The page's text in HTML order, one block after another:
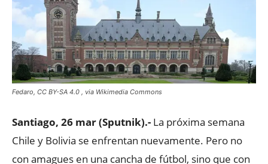
Fedaro, CC BY-SA 4.0 , via Wikimedia Commons
Santiago, 26 mar (Sputnik).- La próxima semana
Chile y Bolivia se enfrentan nuevamente. Pero no
con amagues en una cancha de fútbol, sino que con